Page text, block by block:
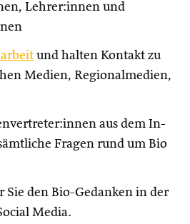
Lehrer:innen und
und halten Kontakt zu
Medien, Regionalmedien,
aus dem In-
Fragen rund um Bio
den Bio-Gedanken in der
Media.